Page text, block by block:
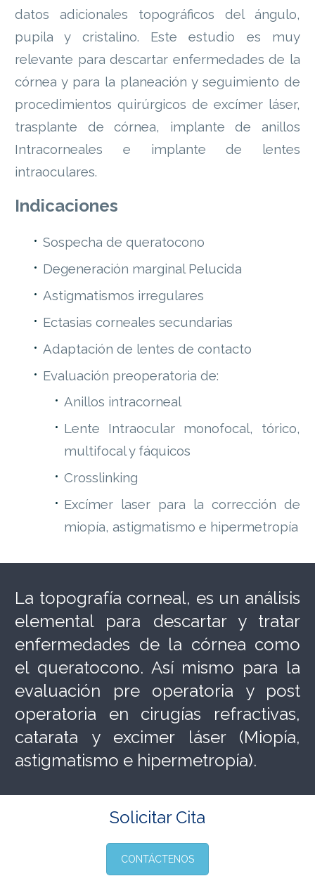
datos adicionales topográficos del ángulo,
pupila y cristalino. Este estudio es muy
relevante para descartar enfermedades de la
córnea y para la planeación y seguimiento de
procedimientos quirúrgicos de excímer láser,
trasplante de córnea, implante de anillos
Intracorneales e implante de lentes
intraoculares.
Indicaciones
Sospecha de queratocono
Degeneración marginal Pelucida
Astigmatismos irregulares
Ectasias corneales secundarias
Adaptación de lentes de contacto
Evaluación preoperatoria de:
Anillos intracorneal
Lente Intraocular monofocal, tórico,
multifocal y fáquicos
Crosslinking
Excímer laser para la corrección de
miopía, astigmatismo e hipermetropía
La topografía corneal, es un análisis
elemental para descartar y tratar
enfermedades de la córnea como
el queratocono. Así mismo para la
evaluación pre operatoria y post
operatoria en cirugías refractivas,
catarata y excimer láser (Miopía,
astigmatismo e hipermetropía).
Solicitar Cita
CONTÁCTENOS